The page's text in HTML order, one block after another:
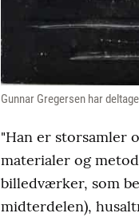
Gunnar Gregersen har
"Han er storsamler
materialer og
billedværker, som
midterdelen),